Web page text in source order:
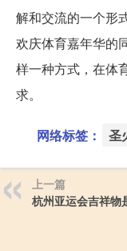
解和交流的一个形
欢庆体育嘉年华的
样一种方式，在体
求。
网络标签： 圣
上一篇
杭州亚运会吉祥物